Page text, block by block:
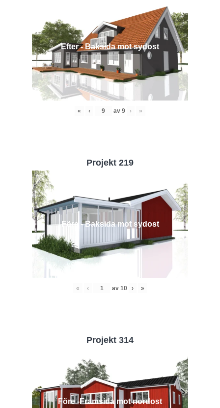
Efter - Baksida mot sydost
« ‹ av 9 › »
Projekt 219
Före - Baksida mot sydost
« ‹ av 10 › »
Projekt 314
Före -Framsida mot nordost